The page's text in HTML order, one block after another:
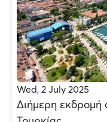
Wed, 2 July 2025
Διήμερη εκδρομή